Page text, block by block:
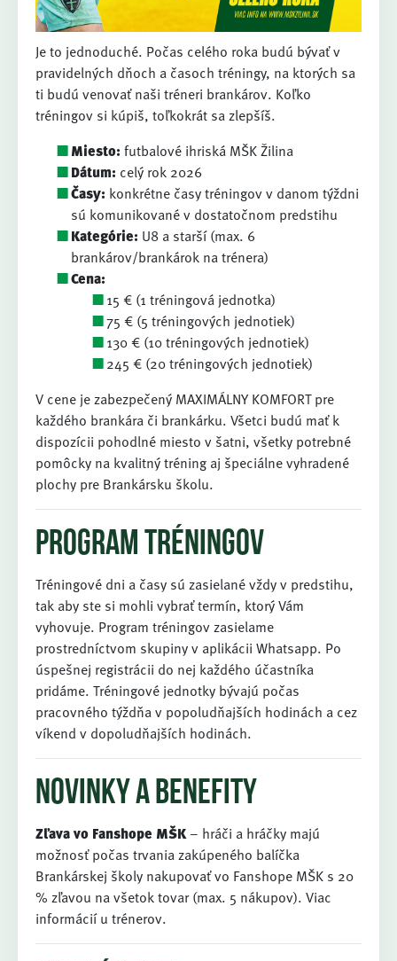
Je to jednoduché. Počas celého roka budú bývať v
pravidelných dňoch a časoch tréningy, na ktorých sa
ti budú venovať naši tréneri brankárov. Koľko
tréningov si kúpiš, toľkokrát sa zlepšíš.
Miesto: futbalové ihriská MŠK Žilina
Dátum: celý rok 2026
Časy: konkrétne časy tréningov v danom týždni
sú komunikované v dostatočnom predstihu
Kategórie: U8 a starší (max. 6
brankárov/brankárok na trénera)
Cena:
15 € (1 tréningová jednotka)
75 € (5 tréningových jednotiek)
130 € (10 tréningových jednotiek)
245 € (20 tréningových jednotiek)
V cene je zabezpečený MAXIMÁLNY KOMFORT pre
každého brankára či brankárku. Všetci budú mať k
dispozícii pohodlné miesto v šatni, všetky potrebné
pomôcky na kvalitný tréning aj špeciálne vyhradené
plochy pre Brankársku školu.
Program tréningov
Tréningové dni a časy sú zasielané vždy v predstihu,
tak aby ste si mohli vybrať termín, ktorý Vám
vyhovuje. Program tréningov zasielame
prostredníctvom skupiny v aplikácii Whatsapp. Po
úspešnej registrácii do nej každého účastníka
pridáme. Tréningové jednotky bývajú počas
pracovného týždňa v popoludňajších hodinách a cez
víkend v dopoludňajších hodinách.
Novinky a benefity
Zľava vo Fanshope MŠK– hráči a hráčky majú
možnosť počas trvania zakúpeného balíčka
Brankárskej školy nakupovať vo Fanshope MŠK s 20
% zľavou na všetok tovar (max. 5 nákupov). Viac
informácií u trénerov.